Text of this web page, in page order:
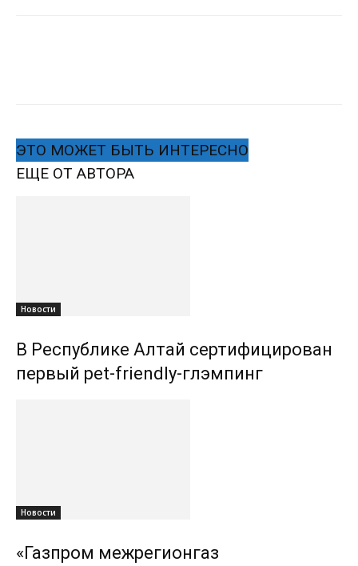
ЭТО МОЖЕТ БЫТЬ ИНТЕРЕСНО
ЕЩЕ ОТ АВТОРА
Новости
В Республике Алтай сертифицирован
первый pet-friendly-глэмпинг
Новости
«Газпром межрегионгаз